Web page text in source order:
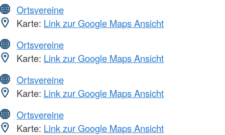
Ortsvereine
Karte: Link zur Google Maps Ansicht
Ortsvereine
Karte: Link zur Google Maps Ansicht
Ortsvereine
Karte: Link zur Google Maps Ansicht
Ortsvereine
Karte: Link zur Google Maps Ansicht